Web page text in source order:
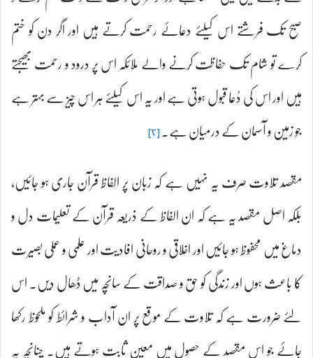
صبح تک فرشتے اس کیلئے دعائے رحمت کرتے ہیں اور اگر دن کو ختم
کرے تو شام تک حفاظت کرنے والے ملائکہ اس پر درود و رحمت بھیجتے
ہیں اور اس کی دُعا قبول ہوتی ہے اور یہ اس کیلئے ہر اس چیز سے بہتر ہے
جو زمین و آسمان کے درمیان ہے۔[۲]
مقصد تلاوت صرف یہ نہیں ہے کہ زبان پر الفاظ قرآن جاری ہو جائیں،
بلکہ اصل مقصد یہ ہے کہ ان الفاظ کے ذریعہ قرآن کے تعلیمات دل و
دماغ میں محفوظ ہو جائیں اور اخلاقی و روحانی افادیت اور علمی و عملی بصیرت
کا باعث ہوں اور زندگی کو حق و صداقت کے سانچہ میں ڈھال دیں۔ اس
لئے ضرورت ہے کہ تلاوت کے موقع پر ان آداب و شرائط کو ملحوظ رکھا
جائے جو اس مقصد کے حصول میں معین ثابت ہوتے ہیں۔ چنانچہ یہ